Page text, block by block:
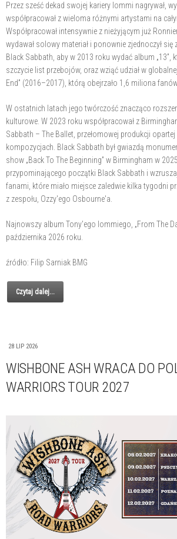
Przez sześć dekad swojej kariery Iommi nagrywał,
współpracował z wieloma różnymi artystami na
Współpracował intensywnie z nieżyjącym już
wydawał solowy materiał i ponownie zjednoczył się
Black Sabbath, aby w 2013 roku wydać album „13”,
szczycie list przebojów, oraz wziąć udział w
End” (2016–2017), którą obejrzało 1,6 miliona
W ostatnich latach jego twórczość znacząco
kulturowe. W 2023 roku współpracował z
Sabbath – The Ballet, przełomowej produkcji
kompozycjach. Black Sabbath był gwiazdą
show „Back To The Beginning” w Birmingham w
przypominającego początki Black Sabbath i
fanami, które miało miejsce zaledwie kilka tygodni
z zespołu, Ozzy'ego Osbourne'a.
Najnowszy album Tony'ego Iommiego, „From The
października 2026 roku.
źródło: Filip Sarniak BMG
Czytaj dalej...
28 LIP 2026
WISHBONE ASH WRACA DO
WARRIORS TOUR 2027